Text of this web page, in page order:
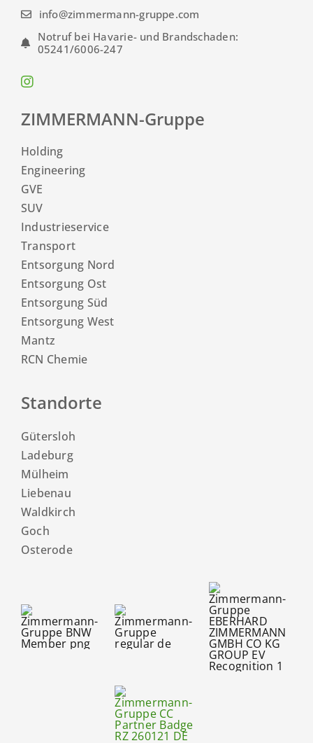
ZIMMERMANN-Gruppe
Holding
Engineering
GVE
SUV
Industrieservice
Transport
Entsorgung Nord
Entsorgung Ost
Entsorgung Süd
Entsorgung West
Mantz
RCN Chemie
Standorte
Gütersloh
Ladeburg
Mülheim
Liebenau
Waldkirch
Goch
Osterode
info@zimmermann-gruppe.com
Notruf bei Havarie- und Brandschaden:
05241/6006-247